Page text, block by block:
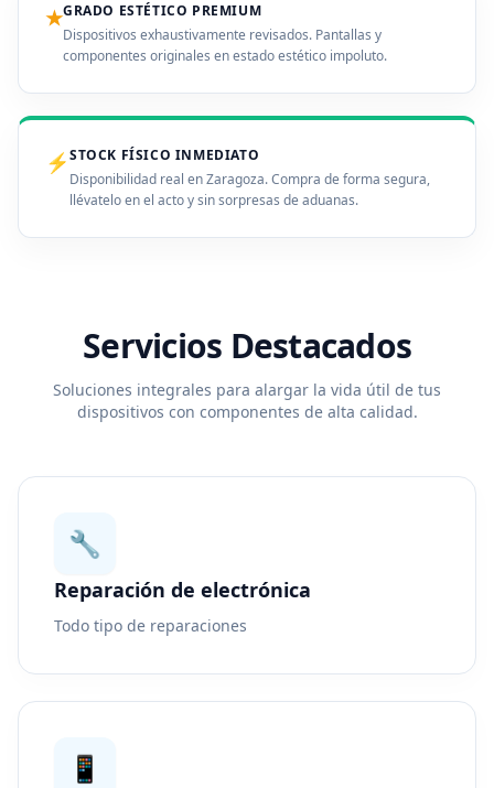
★GRADO ESTÉTICO PREMIUM
Dispositivos exhaustivamente revisados. Pantallas y
componentes originales en estado estético impoluto.
⚡STOCK FÍSICO INMEDIATO
Disponibilidad real en Zaragoza. Compra de forma segura,
llévatelo en el acto y sin sorpresas de aduanas.
Servicios Destacados
Soluciones integrales para alargar la vida útil de tus
dispositivos con componentes de alta calidad.
🔧
Reparación de electrónica
Todo tipo de reparaciones
📱